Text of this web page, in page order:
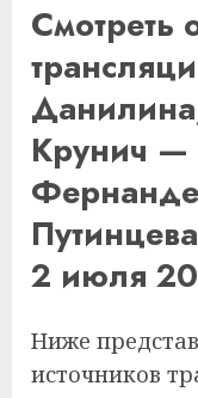
Смотреть
Крунич —
2 июля
Ниже
источников